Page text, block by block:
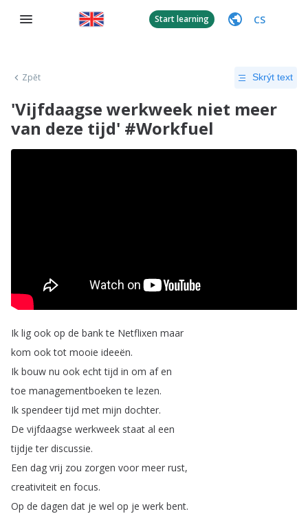
Start learning CS
Zpět Skrýt text
'Vijfdaagse werkweek niet meer
van deze tijd' #Workfuel
Ik lig ook op de bank te Netflixen maar
kom ook tot mooie ideeën.
Ik bouw nu ook echt tijd in om af en
toe managementboeken te lezen.
Ik spendeer tijd met mijn dochter.
De vijfdaagse werkweek staat al een
tijdje ter discussie.
Een dag vrij zou zorgen voor meer rust,
creativiteit en focus.
Op de dagen dat je wel op je werk bent.